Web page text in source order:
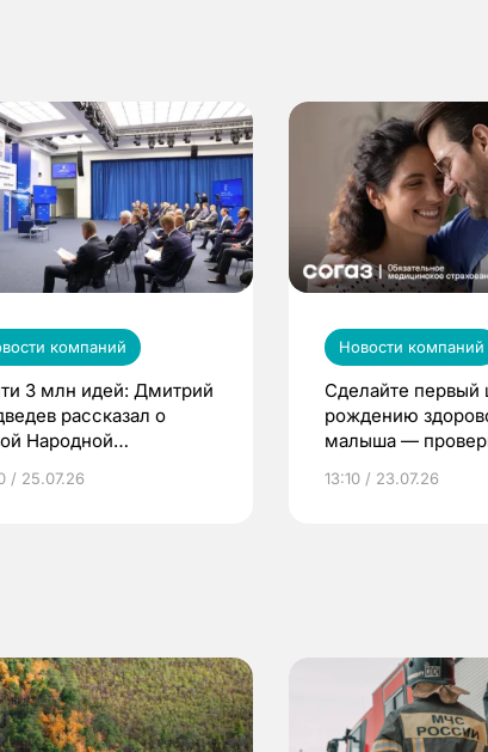
компаний
3 млн идей: Дмитрий
рассказал о
Народной
/ 25.07.26
Новости компаний
Сделайте первый
рождению
малыша —
по ОМС!
13:10 / 23.07.26